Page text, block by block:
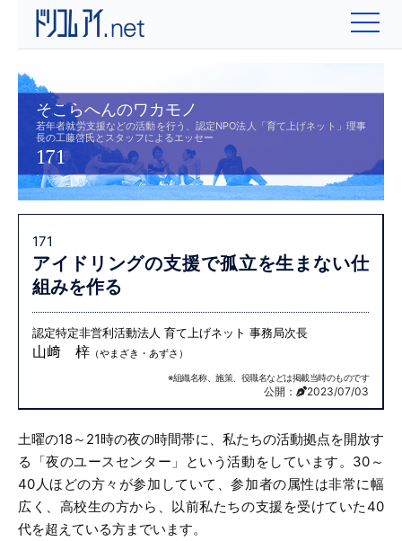
そこらへんのワカモノ
若年者就労支援などの活動を行う、認定NPO法人「育て上げネット」理事
長の工藤啓氏とスタッフによるエッセー
171
171
アイドリングの支援で孤立を生まない仕
組みを作る
認定特定非営利活動法人 育て上げネット 事務局次長
山﨑 梓 （やまざき・あずさ）
※組織名称、施策、役職名などは掲載当時のものです
公開： 2023/07/03
土曜の18～21時の夜の時間帯に、私たちの活動拠点を開放す
る「夜のユースセンター」という活動をしています。30～
40人ほどの方々が参加していて、参加者の属性は非常に幅
広く、高校生の方から、以前私たちの支援を受けていた40
代を超えている方までいます。